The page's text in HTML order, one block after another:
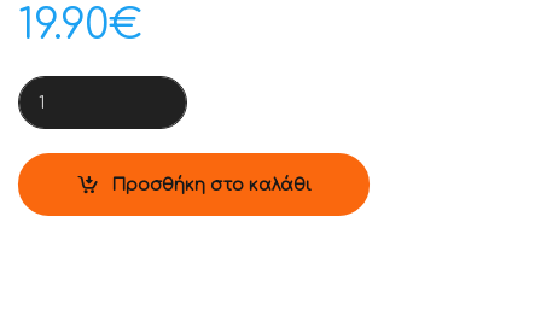
19.90€
PS5 KENA BRIDGE OF SPIRITS DELUXE EDITION (
Προσθήκη στο καλάθι